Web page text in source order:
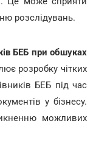
розслідувань.
БЕБ при обшуках
розробку чітких
БЕБ під час
у бізнесу.
можливих